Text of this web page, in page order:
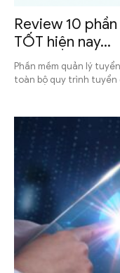
Review 10
TỐT hiện nay...
Phần mềm quản lý
toàn bộ quy trình tuyển